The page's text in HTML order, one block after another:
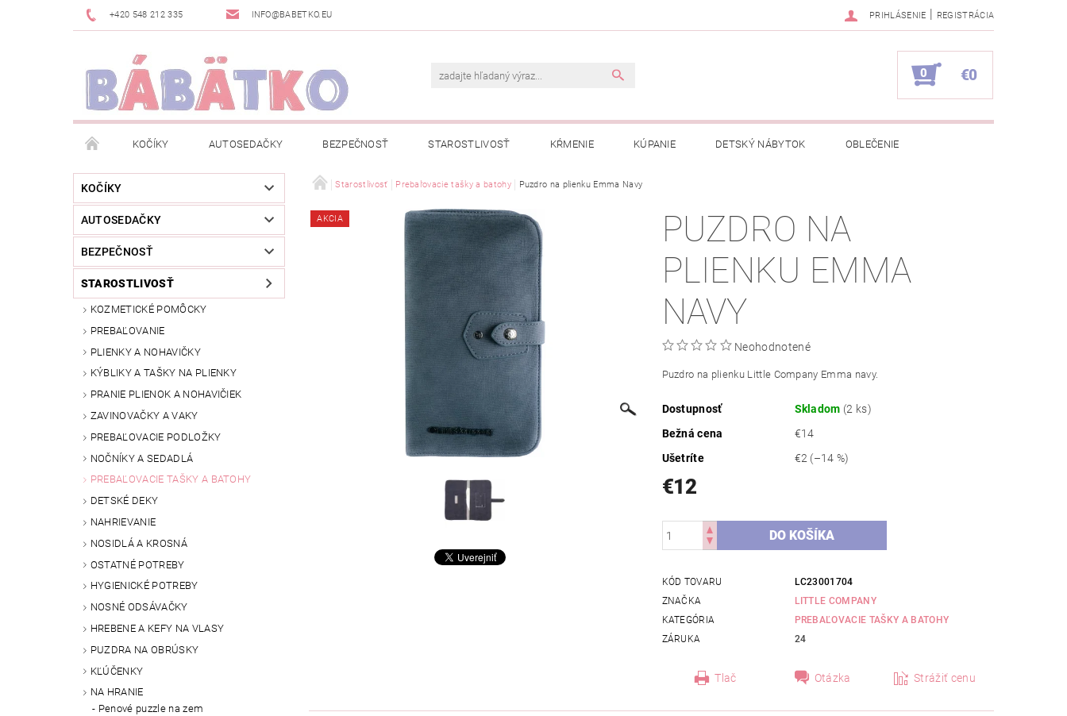
+420 548 212 335 INFO@BABETKO.EU PRIHLÁSENIE | REGISTRÁCIA
0 €0
KOČÍKY AUTOSEDAČKY BEZPEČNOSŤ STAROSTLIVOSŤ KŔMENIE KÚPANIE DETSKÝ NÁBYTOK OBLEČENIE
DOGSPACE POSLEDNÁ ŠANCA OBCHODNÉ PODMIENKY OCHRANA OSOBNÝCH ÚDAJOV
NOVINKY MOJA OBJEDNÁVKA
KOČÍKY
AUTOSEDAČKY
BEZPEČNOSŤ
STAROSTLIVOSŤ
KOZMETICKÉ POMÔCKY
PREBAĽOVANIE
PLIENKY A NOHAVIČKY
KÝBLIKY A TAŠKY NA PLIENKY
PRANIE PLIENOK A NOHAVIČIEK
ZAVINOVAČKY A VAKY
PREBAĽOVACIE PODLOŽKY
NOČNÍKY A SEDADLÁ
PREBAĽOVACIE TAŠKY A BATOHY
DETSKÉ DEKY
NAHRIEVANIE
NOSIDLÁ A KROSNÁ
OSTATNÉ POTREBY
HYGIENICKÉ POTREBY
NOSNÉ ODSÁVAČKY
HREBENE A KEFY NA VLASY
PUZDRA NA OBRÚSKY
KĽÚČENKY
NA HRANIE
Penové puzzle na zem
Starostlivosť Prebaľovacie tašky a batohy Puzdro na plienku Emma Navy
AKCIA
PUZDRO NA
PLIENKU EMMA
NAVY
Neohodnotené
Puzdro na plienku Little Company Emma navy.
Dostupnosť Skladom (2 ks)
Bežná cena
€14
Ušetríte
€2 (–14 %)
€12
KÓD TOVARU
LC23001704
ZNAČKA
LITTLE COMPANY
KATEGÓRIA
PREBAĽOVACIE TAŠKY A BATOHY
ZÁRUKA
24
Tlač Otázka Strážiť cenu